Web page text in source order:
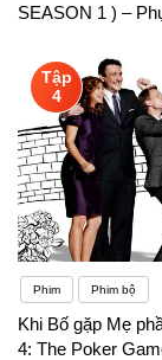
SEASON 1 ) –
Tập
4
Phim Phim bộ
Khi Bố gặp Mẹ
4: The Poker